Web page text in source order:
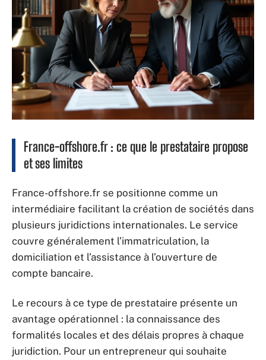
France-offshore.fr : ce que le prestataire propose
et ses limites
France-offshore.fr se positionne comme un
intermédiaire facilitant la création de sociétés dans
plusieurs juridictions internationales. Le service
couvre généralement l’immatriculation, la
domiciliation et l’assistance à l’ouverture de
compte bancaire.
Le recours à ce type de prestataire présente un
avantage opérationnel : la connaissance des
formalités locales et des délais propres à chaque
juridiction. Pour un entrepreneur qui souhaite